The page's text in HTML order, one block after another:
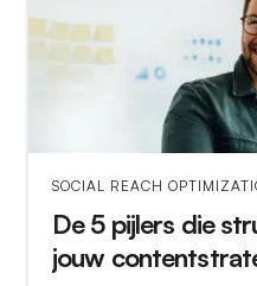
SOCIAL REACH
De 5 pijlers die
jouw